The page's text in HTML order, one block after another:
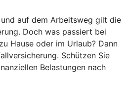
auf dem Arbeitsweg gilt die
Doch was passiert bei
Hause oder im Urlaub? Dann
Schützen Sie
Belastungen nach